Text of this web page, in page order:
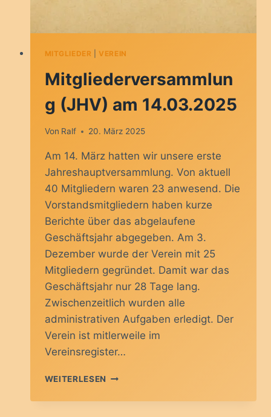
MITGLIEDER VEREIN
Mitgliederversammlun
g (JHV) am 14.03.2025
Von Ralf 20. März 2025
Am 14. März hatten wir unsere erste
Jahreshauptversammlung. Von aktuell
40 Mitgliedern waren 23 anwesend. Die
Vorstandsmitgliedern haben kurze
Berichte über das abgelaufene
Geschäftsjahr abgegeben. Am 3.
Dezember wurde der Verein mit 25
Mitgliedern gegründet. Damit war das
Geschäftsjahr nur 28 Tage lang.
Zwischenzeitlich wurden alle
administrativen Aufgaben erledigt. Der
Verein ist mitlerweile im
Vereinsregister…
WEITERLESEN MITGLIEDERVERSAMMLUNG
AM